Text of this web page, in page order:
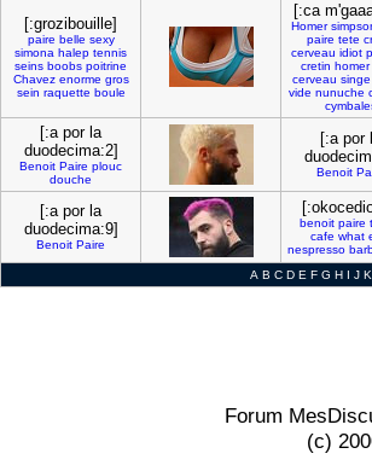
[:grozibouille]
paire belle sexy
simona halep tennis
seins boobs poitrine
Chavez enorme gros
sein raquette boule
[:ca
Homer
paire tete
cerveau idiot
cretin homer
cerveau singe
vide nunuche
[:a por la
duodecima:2]
Benoit Paire plouc
douche
[:a por
Benoit
[:a por la
duodecima:9]
Benoit Paire
benoit paire
cafe what
nespresso
A B C D E F G H I J K
Forum
(c)